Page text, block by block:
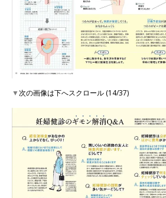
▼次の画像は下へスクロール (14/37)